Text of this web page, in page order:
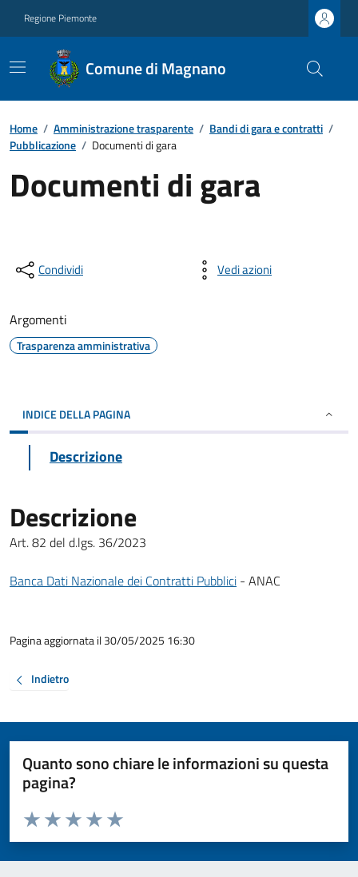
Regione Piemonte
Comune di Magnano
Home / Amministrazione trasparente / Bandi di gara e contratti /
Pubblicazione / Documenti di gara
Documenti di gara
Condividi Vedi azioni
Argomenti
Trasparenza amministrativa
INDICE DELLA PAGINA
Descrizione
Descrizione
Art. 82 del d.lgs. 36/2023
Banca Dati Nazionale dei Contratti Pubblici - ANAC
Pagina aggiornata il 30/05/2025 16:30
Indietro
Quanto sono chiare le informazioni su questa
pagina?
Valuta da 1 a 5 stelle la pagina
Valuta 5 stelle su 5
Valuta 4 stelle su 5
Valuta 3 stelle su 5
Valuta 2 stelle su 5
Valuta 1 stelle su 5